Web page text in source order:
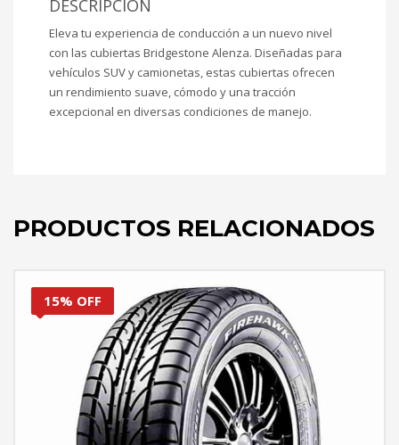
DESCRIPCIÓN
Eleva tu experiencia de conducción a un nuevo nivel
con las cubiertas Bridgestone Alenza. Diseñadas para
vehículos SUV y camionetas, estas cubiertas ofrecen
un rendimiento suave, cómodo y una tracción
excepcional en diversas condiciones de manejo.
PRODUCTOS RELACIONADOS
15% OFF